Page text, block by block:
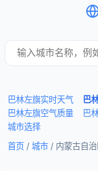
巴林左旗实时天气 巴
巴林左旗空气质量
巴
城市选择
首页 / 城市 / 内蒙古自